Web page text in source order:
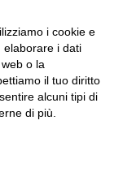
affrontare i
e cosa
futuro:
il giovane
i cookie e
elaborare i dati
o la
il tuo diritto
alcuni tipi di
di più.